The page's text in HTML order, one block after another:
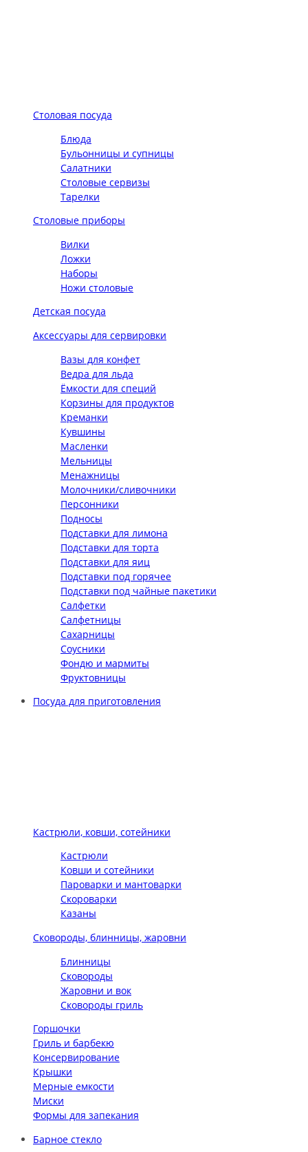
Столовая посуда
Блюда
Бульонницы и супницы
Салатники
Столовые сервизы
Тарелки
Столовые приборы
Вилки
Ложки
Наборы
Ножи столовые
Детская посуда
Аксессуары для сервировки
Вазы для конфет
Ведра для льда
Ёмкости для специй
Корзины для продуктов
Креманки
Кувшины
Масленки
Мельницы
Менажницы
Молочники/сливочники
Персонники
Подносы
Подставки для лимона
Подставки для торта
Подставки для яиц
Подставки под горячее
Подставки под чайные пакетики
Салфетки
Салфетницы
Сахарницы
Соусники
Фондю и мармиты
Фруктовницы
Посуда для приготовления
Кастрюли, ковши, сотейники
Кастрюли
Ковши и сотейники
Пароварки и мантоварки
Скороварки
Казаны
Сковороды, блинницы, жаровни
Блинницы
Сковороды
Жаровни и вок
Сковороды гриль
Горшочки
Гриль и барбекю
Консервирование
Крышки
Мерные емкости
Миски
Формы для запекания
Барное стекло